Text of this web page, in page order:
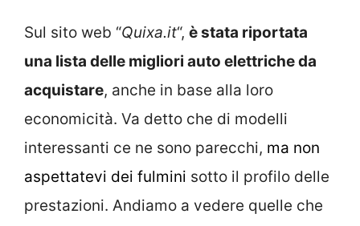
Sul sito web “Quixa.it“, è stata riportata
una lista delle migliori auto elettriche da
acquistare, anche in base alla loro
economicità. Va detto che di modelli
interessanti ce ne sono parecchi, ma non
aspettatevi dei fulmini sotto il profilo delle
prestazioni. Andiamo a vedere quelle che